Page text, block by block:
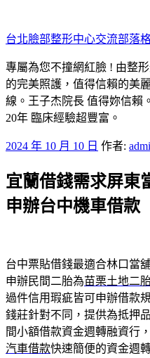
至
主
要
內
容
台北臉部整形中心交流部落
專屬為您不撞網紅臉 ! 由整
的完美照護，值得信賴的美
線。王子杰院長 值得妳信賴
20年 臨床經驗超豐富。
發
於
2024 年 10 月 10 日 作者:
宜蘭借錢需求屏東
申辦台中機車借款
台中票貼借錢最適合林口當
申辦民間二胎為苗栗土地二
過件信用瑕疵皆可申辦借款
錢莊針對不同，提供為抵押
間小額借款資金週轉融資行
汽車借款快速簡便的資金週